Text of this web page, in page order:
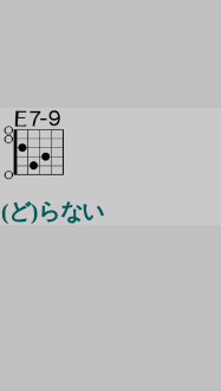
(ど)らない